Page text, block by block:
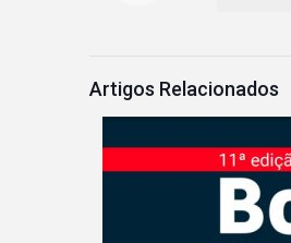
Artigos Relacionados